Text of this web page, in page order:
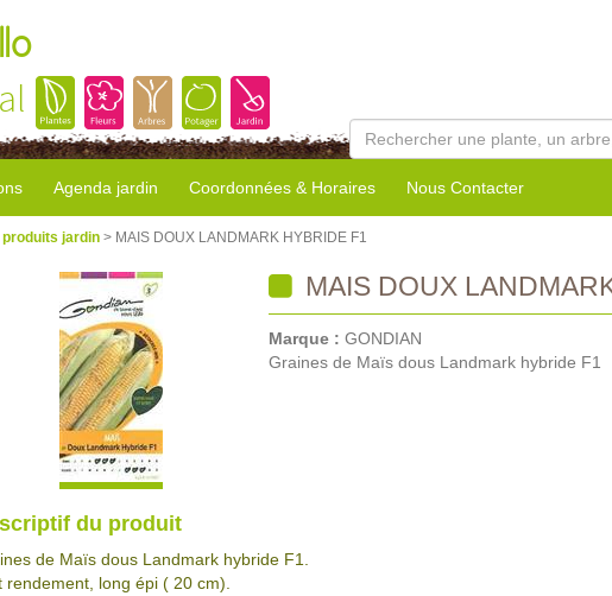
Agenda jardin Coordonnées & Horaires Nous Contacter
produits jardin > MAIS DOUX LANDMARK HYBRIDE F1
MAIS DOUX
Marque : GONDIAN
Graines de Maïs dous Landmark hybride F1
du produit
de Maïs dous Landmark hybride F1.
rendement, long épi ( 20 cm).